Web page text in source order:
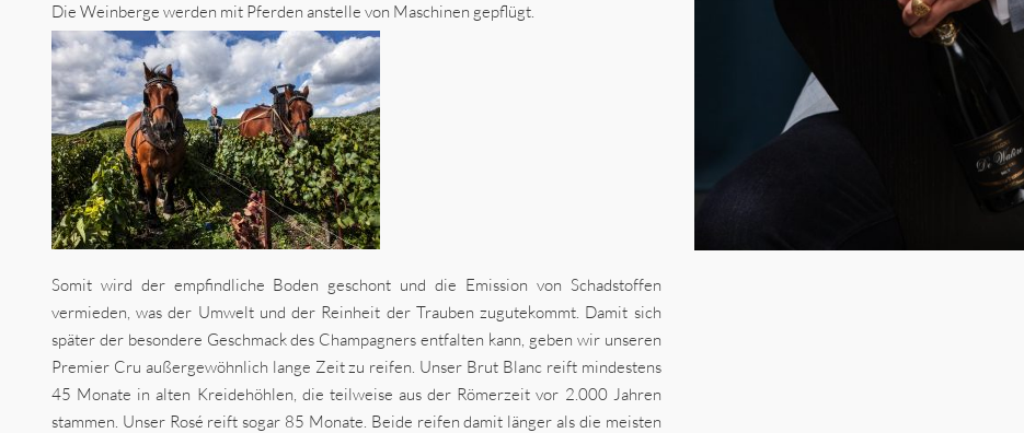
Die Weinberge werden mit Pferden anstelle von Maschinen gepflügt.
Somit wird der empfindliche Boden geschont und die Emission von Schadstoffen
vermieden, was der Umwelt und der Reinheit der Trauben zugutekommt. Damit sich
später der besondere Geschmack des Champagners entfalten kann, geben wir unseren
Premier Cru außergewöhnlich lange Zeit zu reifen. Unser Brut Blanc reift mindestens
45 Monate in alten Kreidehöhlen, die teilweise aus der Römerzeit vor 2.000 Jahren
stammen. Unser Rosé reift sogar 85 Monate. Beide reifen damit länger als die meisten